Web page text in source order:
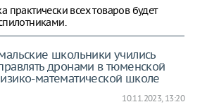
практически всех товаров будет
школьники учились
дронами в тюменской
математической школе
10.11.2023, 13:20